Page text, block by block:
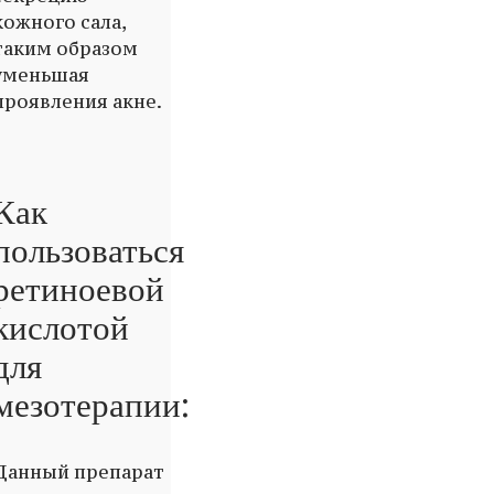
сала,
образом
акне.
препарат